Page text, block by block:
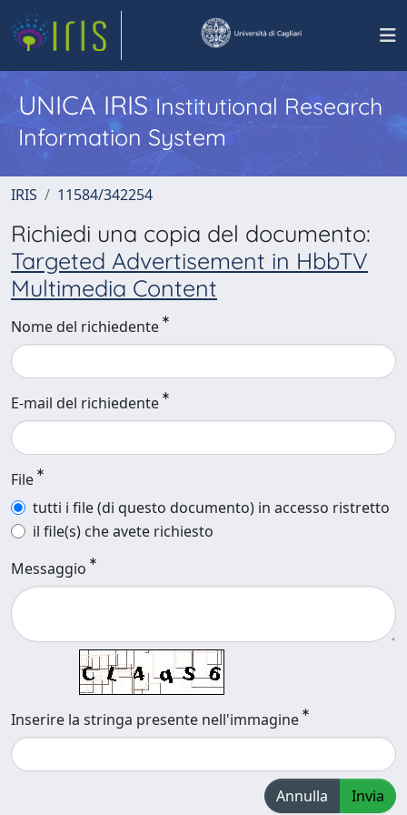
UNICA IRISInstitutional Research
Information System
IRIS 11584/342254
Richiedi una copia del documento:
Targeted Advertisement in HbbTV
Multimedia Content
Nome del richiedente
E-mail del richiedente
File
tutti i file (di questo documento) in accesso ristretto
il file(s) che avete richiesto
Messaggio
Inserire la stringa presente nell'immagine
Annulla Invia